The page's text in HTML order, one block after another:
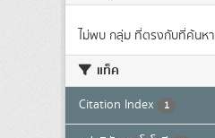
ไม่พบ กลุ่ม ที่ตรงกับที่ค้นหา
แท็ค
Citation Index 1